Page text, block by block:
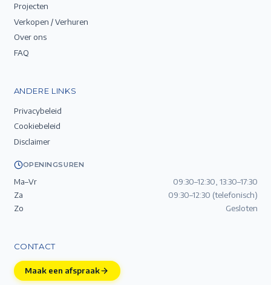
Projecten
Verkopen / Verhuren
Over ons
FAQ
ANDERE LINKS
Privacybeleid
Cookiebeleid
Disclaimer
OPENINGSUREN
Ma–Vr
09:30–12:30, 13:30–17:30
Za
09:30–12:30 (telefonisch)
Zo
Gesloten
CONTACT
Maak een afspraak